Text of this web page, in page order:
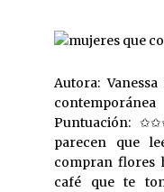
Autora:
Puntuación:
parecen que
compran flores
café que te